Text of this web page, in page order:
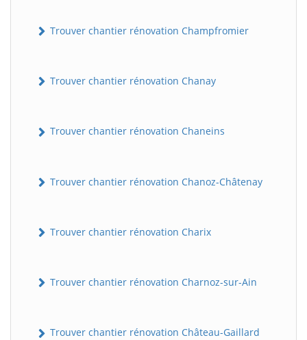
Trouver chantier rénovation Champfromier
Trouver chantier rénovation Chanay
Trouver chantier rénovation Chaneins
Trouver chantier rénovation Chanoz-Châtenay
Trouver chantier rénovation Charix
Trouver chantier rénovation Charnoz-sur-Ain
Trouver chantier rénovation Château-Gaillard